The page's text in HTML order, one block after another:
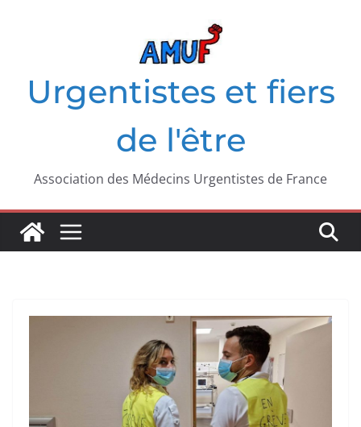
Urgentistes et fiers
de l'être
Association des Médecins Urgentistes de France